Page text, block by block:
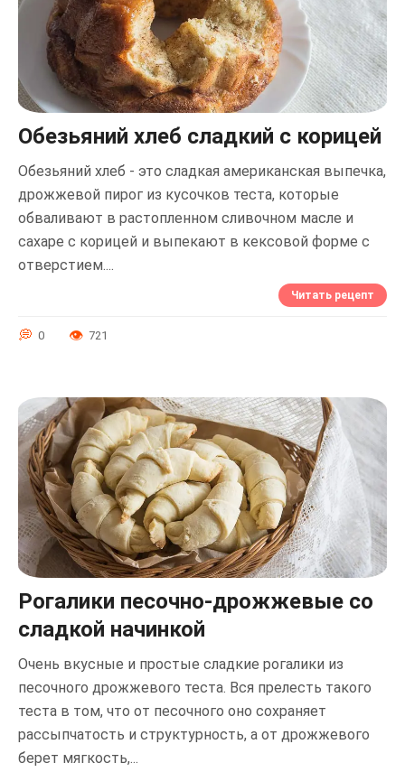
Обезьяний хлеб сладкий с корицей
Обезьяний хлеб - это сладкая американская выпечка,
дрожжевой пирог из кусочков теста, которые
обваливают в растопленном сливочном масле и
сахаре с корицей и выпекают в кексовой форме с
отверстием....
Читать рецепт
0 721
Рогалики песочно-дрожжевые со
сладкой начинкой
Очень вкусные и простые сладкие рогалики из
песочного дрожжевого теста. Вся прелесть такого
теста в том, что от песочного оно сохраняет
рассыпчатость и структурность, а от дрожжевого
берет мягкость,...